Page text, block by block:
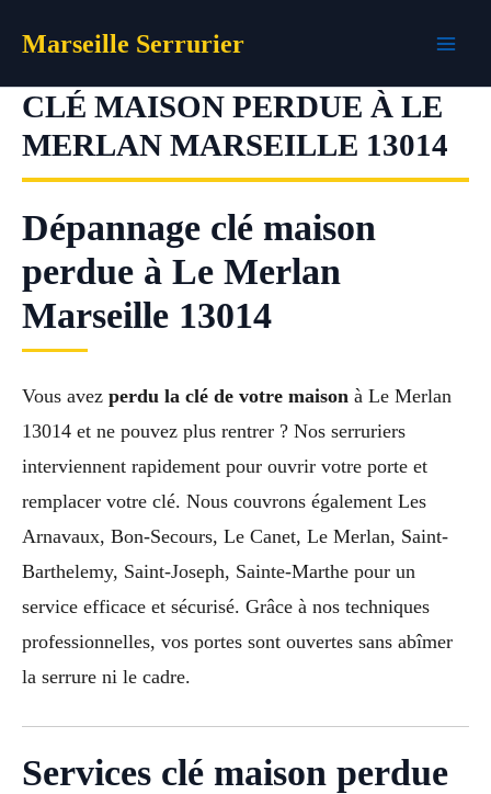
Marseille Serrurier
CLÉ MAISON PERDUE À LE
MERLAN MARSEILLE 13014
Dépannage clé maison
perdue à Le Merlan
Marseille 13014
Vous avez perdu la clé de votre maison à Le Merlan
13014 et ne pouvez plus rentrer ? Nos serruriers
interviennent rapidement pour ouvrir votre porte et
remplacer votre clé. Nous couvrons également Les
Arnavaux, Bon-Secours, Le Canet, Le Merlan, Saint-
Barthelemy, Saint-Joseph, Sainte-Marthe pour un
service efficace et sécurisé. Grâce à nos techniques
professionnelles, vos portes sont ouvertes sans abîmer
la serrure ni le cadre.
Services clé maison perdue